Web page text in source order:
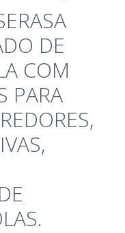
DE
COM
PARA